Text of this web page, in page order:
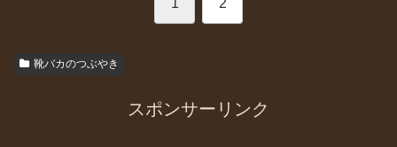
1 2
靴バカのつぶやき
スポンサーリンク